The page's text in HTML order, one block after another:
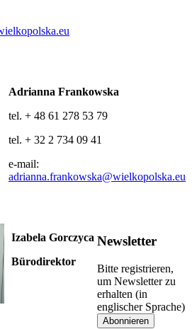
Adrianna Frankowska
tel. + 48 61 278 53 79
tel. + 32 2 734 09 41
e-mail:
adrianna.frankowska@wielkopolska.eu
Izabela Gorczyca
Bürodirektor
Newsletter
Bitte registrieren,
um Newsletter zu
erhalten (in
englischer Sprache)
Abonnieren